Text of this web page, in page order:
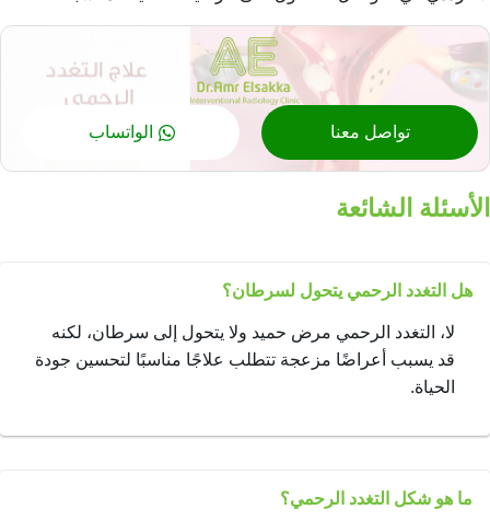
تواصل معنا الواتساب
الأسئلة الشائعة
هل التغدد الرحمي يتحول لسرطان؟
لا، التغدد الرحمي مرض حميد ولا يتحول إلى سرطان، لكنه
قد يسبب أعراضًا مزعجة تتطلب علاجًا مناسبًا لتحسين جودة
الحياة.
ما هو شكل التغدد الرحمي؟